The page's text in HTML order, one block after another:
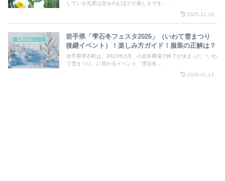
している光景は息をのむほどの美しさです。...
2025.12.18
岩手県「雫石冬フェスタ2026」（いわて雪まつり
後継イベント）！楽しみ方ガイド！服装の正解は？
岩手県雫石町は、2023年2月、小岩井農場で終了が決まった「いわ
て雪まつり」に替わるイベント「雫石冬...
2026.01.13